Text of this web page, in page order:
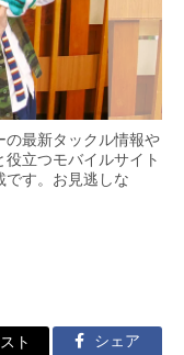
の最新タックル情報や
立つモバイルサイト
です。お見逃しな
ト シェア